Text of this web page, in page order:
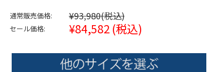
通常販売価格: ¥93,980(税込)
セール価格: ¥84,582 (税込)